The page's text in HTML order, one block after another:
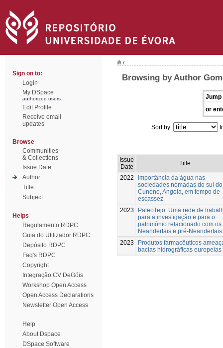
Sign on to:
Login
My DSpace
authorized users
Edit Profile
Receive email
updates
Browse
Communities
& Collections
Issue Date
Author
Title
Subject
Helps
Regulamento RDPC
Guia do Utilizador RDPC
Depósito RDPC
Faq's RDPC
Copyright
Integração CV DeGóis
Workshop Open Access
Open Access Declarations
Newsletter Open Access
Help
About Dspace
DSpace Software
/
Browsing by Author
Jump
or
Sort by:
Issue
Date
Title
2022
Importância da água nas
sociedades nómadas do sul do
Cunene, Angola, em tempo de
escassez
2023
PaleoTejo. Uma rede de
para a investigação e para o
património relacionado com os
Neandertais e pré-Neandertais.
2023
Produtos farmacêuticos
bacias hidrográficas europeias